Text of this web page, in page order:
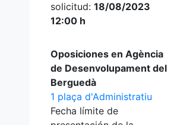
solicitud: 18/08/2023
12:00 h
Oposiciones en Agència
de Desenvolupament del
Berguedà
1 plaça d'Administratiu
Fecha límite de